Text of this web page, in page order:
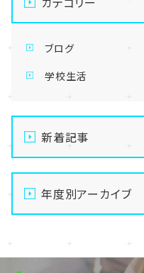
ブログ
学校生活
新着記事
【なんば】体験授業
ました！🥭✨
【なんば】キラリと輝
【なんば】校舎紹介の
年度別アーカイブ
2025